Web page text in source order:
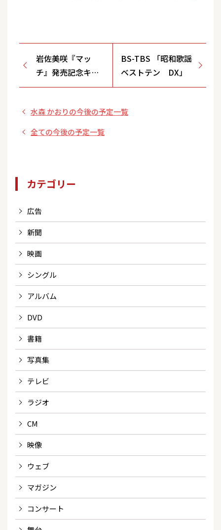
岩佐美咲『マッ
チ』発売記念キャ
ンペーン
越谷/埼玉県】
BS-TBS 「昭和歌謡
ベストテン DX」
水森 かおりの今後の予定一覧
全ての今後の予定一覧
カテゴリー
広告
新聞
映画
シングル
アルバム
DVD
書籍
写真集
テレビ
ラジオ
CM
映像
ウェブ
マガジン
コンサート